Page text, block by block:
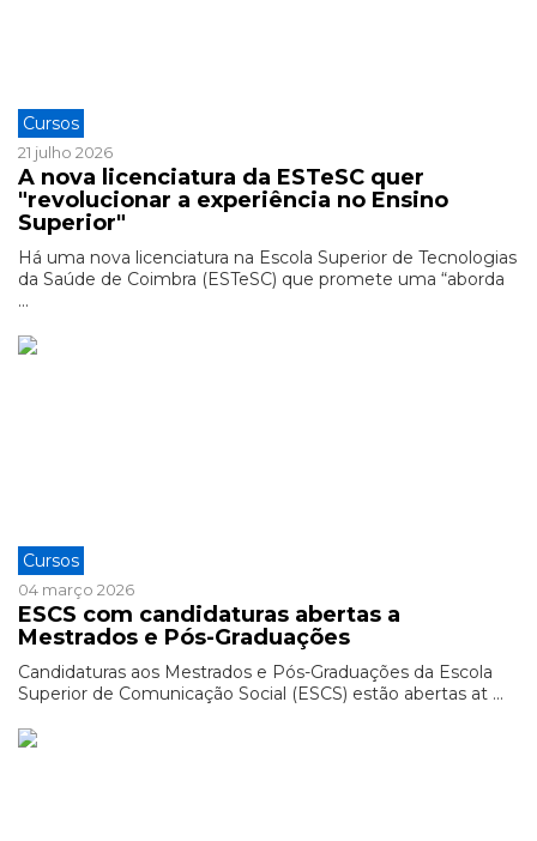
Cursos
21 julho 2026
A nova licenciatura da ESTeSC quer
"revolucionar a experiência no Ensino
Superior"
Há uma nova licenciatura na Escola Superior de Tecnologias
da Saúde de Coimbra (ESTeSC) que promete uma “aborda
...
Cursos
04 março 2026
ESCS com candidaturas abertas a
Mestrados e Pós-Graduações
Candidaturas aos Mestrados e Pós-Graduações da Escola
Superior de Comunicação Social (ESCS) estão abertas at ...